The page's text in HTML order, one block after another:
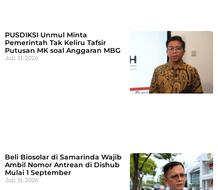
PUSDIKSI Unmul Minta
Pemerintah Tak Keliru Tafsir
Putusan MK soal Anggaran MBG
Juli 31, 2026
Beli Biosolar di Samarinda Wajib
Ambil Nomor Antrean di Dishub
Mulai 1 September
Juli 31, 2026